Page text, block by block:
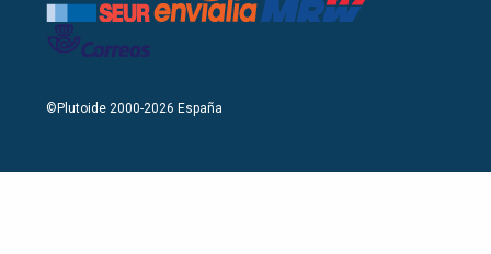
©Plutoide 2000-2026 España